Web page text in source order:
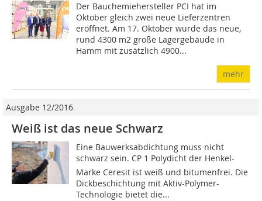
Der Bauchemiehersteller PCI hat im
Oktober gleich zwei neue Lieferzentren
eröffnet. Am 17. Oktober wurde das neue,
rund 4300 m2 große Lagergebäude in
Hamm mit zusätzlich 4900...
mehr
Ausgabe 12/2016
Weiß ist das neue Schwarz
Eine Bauwerksabdichtung muss nicht
schwarz sein. CP 1 Poly­dicht der Henkel-
Marke Ceresit ist weiß und bitu­men­frei. Die
Dickbe­schich­tung mit Aktiv-Polymer-
Technologie bietet die...